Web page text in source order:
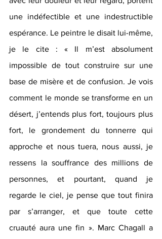
une indéfectible et une indestructible
espérance. Le peintre le disait lui-même,
je le cite : « Il m’est absolument
impossible de tout construire sur une
base de misère et de confusion. Je vois
comment le monde se transforme en un
désert, j’entends plus fort, toujours plus
fort, le grondement du tonnerre qui
approche et nous tuera, nous aussi, je
ressens la souffrance des millions de
personnes, et pourtant, quand je
regarde le ciel, je pense que tout finira
par s’arranger, et que toute cette
cruauté aura une fin ». Marc Chagall a